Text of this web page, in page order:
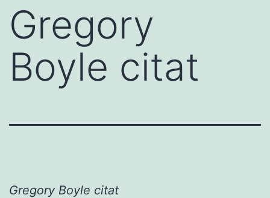
Gregory
Boyle citat
Gregory Boyle citat